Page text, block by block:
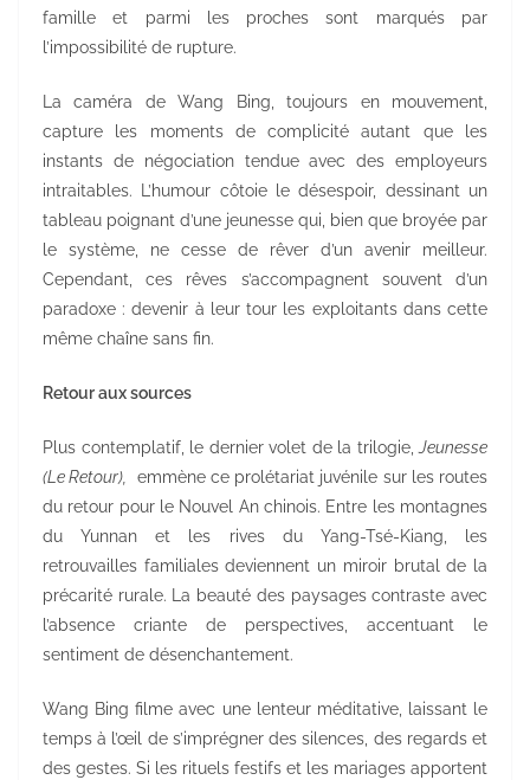
famille et parmi les proches sont marqués par
l’impossibilité de rupture.
La caméra de Wang Bing, toujours en mouvement,
capture les moments de complicité autant que les
instants de négociation tendue avec des employeurs
intraitables. L’humour côtoie le désespoir, dessinant un
tableau poignant d’une jeunesse qui, bien que broyée par
le système, ne cesse de rêver d’un avenir meilleur.
Cependant, ces rêves s’accompagnent souvent d’un
paradoxe : devenir à leur tour les exploitants dans cette
même chaîne sans fin.
Retour aux sources
Plus contemplatif, le dernier volet de la trilogie,Jeunesse
(Le Retour), emmène ce prolétariat juvénile sur les routes
du retour pour le Nouvel An chinois. Entre les montagnes
du Yunnan et les rives du Yang-Tsé-Kiang, les
retrouvailles familiales deviennent un miroir brutal de la
précarité rurale. La beauté des paysages contraste avec
l’absence criante de perspectives, accentuant le
sentiment de désenchantement.
Wang Bing filme avec une lenteur méditative, laissant le
temps à l’œil de s’imprégner des silences, des regards et
des gestes. Si les rituels festifs et les mariages apportent